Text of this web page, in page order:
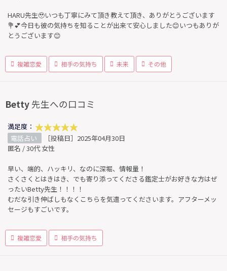
HARU先生🥹いつも丁寧にみて頂き教えて頂き、ありがとうございます
💐💕今日も彼の気持ちを知ることが出来て安心しました😊いつもありが
とうございます😊
複雑恋愛 相手の気持ち 未来 その他
Betty 先生への口コミ
満足度：
電話占い
［投稿日］2025年04月30日
匿名 / 30代 女性
早い、端的、ハッキリ、なのに深堀、情報量！
さくさくとはきはき、でも寄り添ってくださる鑑定士がお好きな方はぜ
ったいBetty先生！！！！
むだな引き伸ばしもなくこちらを気遣ってくださいます。アフターメッ
セージもすごいです。
複雑恋愛 相手の気持ち